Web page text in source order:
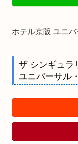
ホテル京阪 ユニ
ザ シンギュラ
ユニバーサル